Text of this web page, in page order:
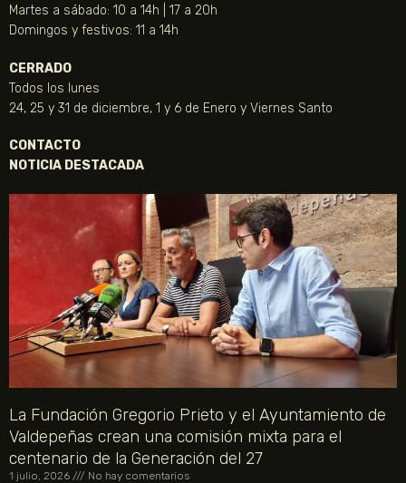
Martes a sábado: 10 a 14h | 17 a 20h
Domingos y festivos: 11 a 14h
CERRADO
Todos los lunes
24, 25 y 31 de diciembre, 1 y 6 de Enero y Viernes Santo
CONTACTO
NOTICIA DESTACADA
La Fundación Gregorio Prieto y el Ayuntamiento de
Valdepeñas crean una comisión mixta para el
centenario de la Generación del 27
1 julio, 2026 No hay comentarios